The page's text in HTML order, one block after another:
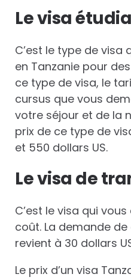
Le visa
C’est le type de visa
en Tanzanie pour
ce type de visa, le
cursus que vous
votre séjour et de la
prix de ce type de
et 550 dollars US.
Le visa de
C’est le visa qui
coût. La demande
revient à 30 dollars
Le prix d’un visa